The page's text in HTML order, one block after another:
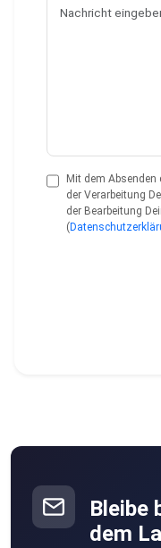
Mit dem
der Verarbeitung
der Bearbeitung
(
Bleibe
dem